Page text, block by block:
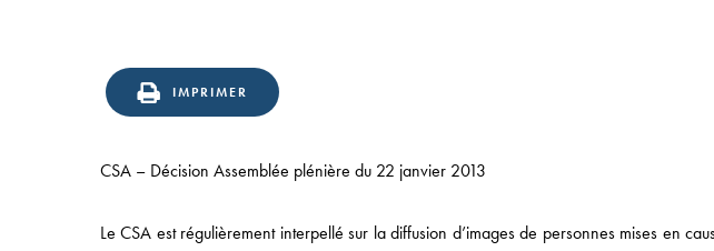
IMPRIMER
CSA – Décision Assemblée plénière du 22 janvier 2013
Le CSA est régulièrement interpellé sur la diffusion d’images de personnes mises en